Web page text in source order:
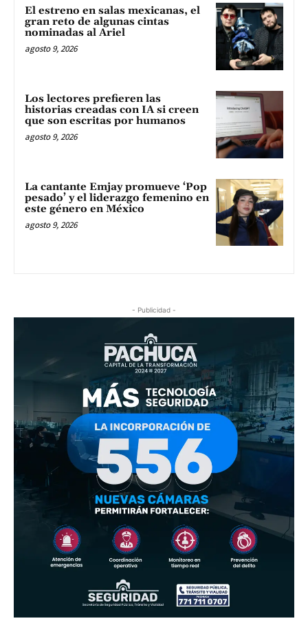
El estreno en salas mexicanas, el
gran reto de algunas cintas
nominadas al Ariel
agosto 9, 2026
Los lectores prefieren las
historias creadas con IA si creen
que son escritas por humanos
agosto 9, 2026
La cantante Emjay promueve ‘Pop
pesado’ y el liderazgo femenino en
este género en México
agosto 9, 2026
- Publicidad -